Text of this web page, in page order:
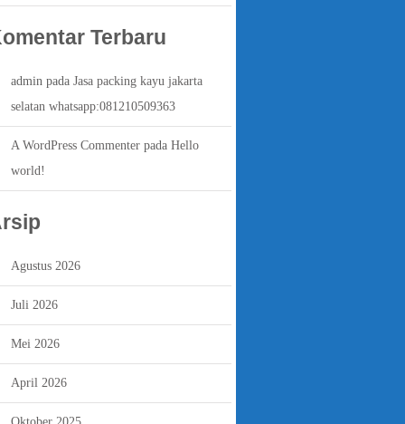
Terbaru
admin pada Jasa packing kayu jakarta
selatan whatsapp:081210509363
A WordPress Commenter pada Hello
world!
Agustus 2026
Juli 2026
Mei 2026
April 2026